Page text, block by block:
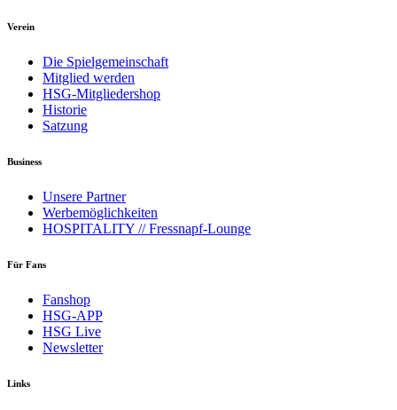
Verein
Die Spielgemeinschaft
Mitglied werden
HSG-Mitgliedershop
Historie
Satzung
Business
Unsere Partner
Werbemöglichkeiten
HOSPITALITY // Fressnapf-Lounge
Für Fans
Fanshop
HSG-APP
HSG Live
Newsletter
Links